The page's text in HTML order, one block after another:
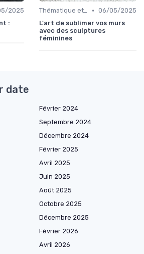
2025
:
Thématique et Artistique • 06/05/2025
L'art de sublimer vos murs
avec des sculptures
féminines
date
Février 2024
Septembre 2024
Décembre 2024
Février 2025
Avril 2025
Juin 2025
Août 2025
Octobre 2025
Décembre 2025
Février 2026
Avril 2026